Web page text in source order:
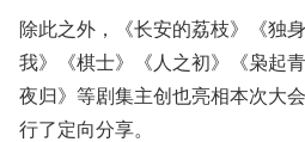
除此之外，《长安的荔枝》《独
我》《棋士》《人之初》《枭起
夜归》等剧集主创也亮相本次大
行了定向分享。